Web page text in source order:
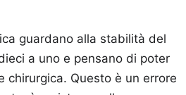
guardano alla stabilità del
a uno e pensano di poter
chirurgica. Questo è un errore